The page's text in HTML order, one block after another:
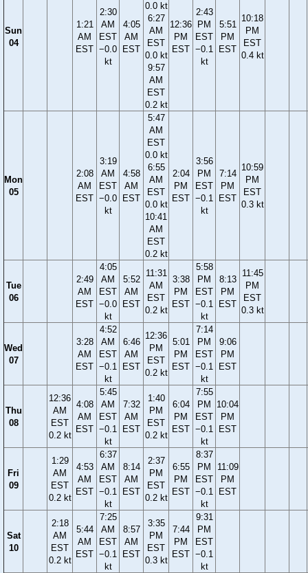
Sun
04
1:21
AM
EST
2:30
AM
EST
−0.0
kt
4:05
AM
EST
0.0 kt
6:27
AM
EST
0.0 kt
9:57
AM
EST
0.2 kt
12:36
PM
EST
2:43
PM
EST
−0.1
kt
5:51
PM
EST
10:18
PM
EST
0.4 kt
Mon
05
2:08
AM
EST
3:19
AM
EST
−0.0
kt
4:58
AM
EST
5:47
AM
EST
0.0 kt
6:55
AM
EST
0.0 kt
10:41
AM
EST
0.2 kt
2:04
PM
EST
3:56
PM
EST
−0.1
kt
7:14
PM
EST
10:59
PM
EST
0.3 kt
Tue
06
2:49
AM
EST
4:05
AM
EST
−0.0
kt
5:52
AM
EST
11:31
AM
EST
0.2 kt
3:38
PM
EST
5:58
PM
EST
−0.1
kt
8:13
PM
EST
11:45
PM
EST
0.3 kt
Wed
07
3:28
AM
EST
4:52
AM
EST
−0.1
kt
6:46
AM
EST
12:36
PM
EST
0.2 kt
5:01
PM
EST
7:14
PM
EST
−0.1
kt
9:06
PM
EST
Thu
08
12:36
AM
EST
0.2 kt
4:08
AM
EST
5:45
AM
EST
−0.1
kt
7:32
AM
EST
1:40
PM
EST
0.2 kt
6:04
PM
EST
7:55
PM
EST
−0.1
kt
10:04
PM
EST
Fri
09
1:29
AM
EST
0.2 kt
4:53
AM
EST
6:37
AM
EST
−0.1
kt
8:14
AM
EST
2:37
PM
EST
0.2 kt
6:55
PM
EST
8:37
PM
EST
−0.1
kt
11:09
PM
EST
Sat
10
2:18
AM
EST
0.2 kt
5:44
AM
EST
7:25
AM
EST
−0.1
kt
8:57
AM
EST
3:35
PM
EST
0.3 kt
7:44
PM
EST
9:31
PM
EST
−0.1
kt